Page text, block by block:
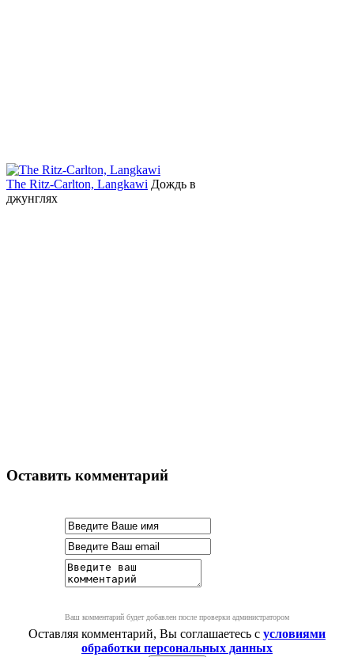
The Ritz-Carlton, Langkawi Дождь в
джунглях
Оставить комментарий
Ваш комментарий будет добавлен после проверки администратором
Оставляя комментарий, Вы соглашаетесь с условиями
обработки персональных данных